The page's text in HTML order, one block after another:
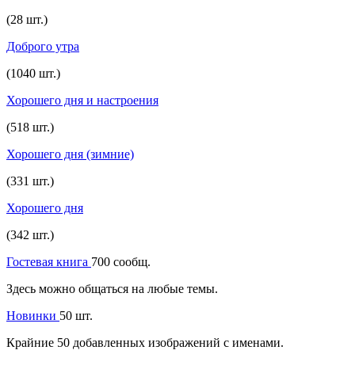
(28 шт.)
Доброго утра
(1040 шт.)
Хорошего дня и настроения
(518 шт.)
Хорошего дня (зимние)
(331 шт.)
Хорошего дня
(342 шт.)
Гостевая книга 700 сообщ.
Здесь можно общаться на любые темы.
Новинки 50 шт.
Крайние 50 добавленных изображений с именами.